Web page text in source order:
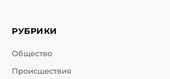
РУБРИКИ
Общество
Происшествия